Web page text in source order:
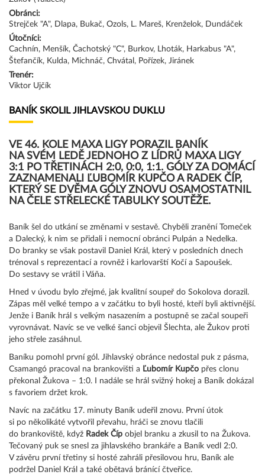
Obránci:
Strejček "A", Dlapa, Bukač, Ozols, L. Mareš, Krenželok, Dundáček
Útočníci:
Cachnín, Menšík, Čachotský "C", Burkov, Lhoták, Harkabus "A",
Štefančík, Kulda, Michnáč, Chvátal, Pořízek, Jiránek
Trenér:
Viktor Ujčík
BANÍK SKOLIL JIHLAVSKOU DUKLU
VE 46. KOLE MAXA LIGY PORAZIL BANÍK
NA SVÉM LEDĚ JEDNOHO Z LÍDRŮ MAXA LIGY
3:1 PO TŘETINÁCH 2:0, 0:0, 1:1. GÓLY ZA DOMÁCÍ
ZAZNAMENALI ĽUBOMÍR KUPČO A RADEK ČÍP,
KTERÝ SE DVĚMA GÓLY ZNOVU OSAMOSTATNIL
NA ČELE STŘELECKÉ TABULKY SOUTĚŽE.
Baník šel do utkání se změnami v sestavě. Chyběli zranění Tomeček
a Dalecký, k nim se přidali i nemocní obránci Pulpán a Nedelka.
Do branky se však postavil Daniel Král, který v posledních dnech
trénoval s reprezentací a rovněž i karlovarští Kočí a Sapoušek.
Do sestavy se vrátil i Váňa.
Hned v úvodu bylo zřejmé, jak kvalitní soupeř do Sokolova dorazil.
Zápas měl velké tempo a v začátku to byli hosté, kteří byli aktivnější.
Jenže i Baník hrál s velkým nasazením a postupně se začal soupeři
vyrovnávat. Navíc se ve velké šanci objevil Šlechta, ale Žukov proti
jeho střele zasáhnul.
Baníku pomohl první gól. Jihlavský obránce nedostal puk z pásma,
Csamangó pracoval na brankovišti a Ľubomír Kupčo přes clonu
překonal Žukova – 1:0. I nadále se hrál svižný hokej a Baník dokázal
s favoriem držet krok.
Navíc na začátku 17. minuty Baník udeřil znovu. První útok
si po několikáté vytvořil převahu, hráči se znovu tlačili
do brankoviště, když Radek Číp objel branku a zkusil to na Žukova.
Tečovaný puk se snesl za jihlavského brankáře a Baník vedl 2:0.
V závěru první třetiny si hosté zahráli přesilovou hru, Baník ale
podržel Daniel Král a také obětavá bránící čtveřice.